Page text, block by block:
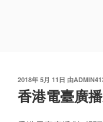
发
布
于
2018年 5月 11日 由
香港電臺廣